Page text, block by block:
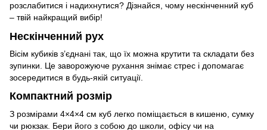
розслабитися і надихнутися? Дізнайся, чому нескінченний куб
– твій найкращий вибір!
Нескінченний рух
Вісім кубиків з’єднані так, що їх можна крутити та складати без
зупинки. Це заворожуюче рухання знімає стрес і допомагає
зосередитися в будь-якій ситуації.
Компактний розмір
З розмірами 4×4×4 см куб легко поміщається в кишеню, сумку
чи рюкзак. Бери його з собою до школи, офісу чи на